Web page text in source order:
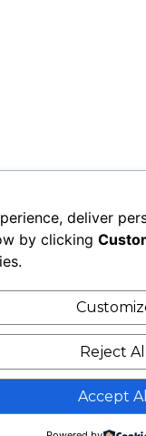
deliver
by clicking
Reject
Accept